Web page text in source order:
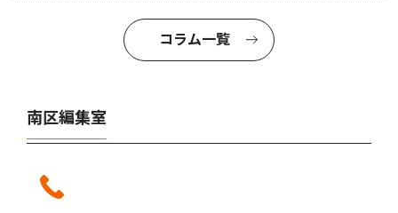
コラム一覧
南区編集室